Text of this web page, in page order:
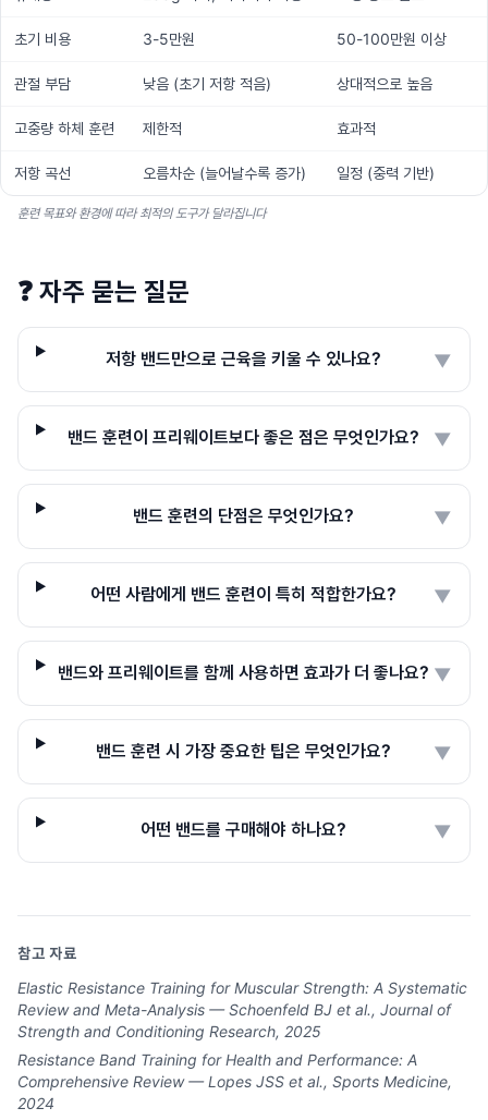
초기 비용 3-5만원 50-100만원 이상
관절 부담 낮음 (초기 저항 적음) 상대적으로 높음
고중량 하체 훈련 제한적 효과적
저항 곡선 오름차순 (늘어날수록 증가) 일정 (중력 기반)
훈련 목표와 환경에 따라 최적의 도구가 달라집니다
❓ 자주 묻는 질문
저항 밴드만으로 근육을 키울 수 있나요? ▼
밴드 훈련이 프리웨이트보다 좋은 점은 무엇인가요? ▼
밴드 훈련의 단점은 무엇인가요? ▼
어떤 사람에게 밴드 훈련이 특히 적합한가요? ▼
밴드와 프리웨이트를 함께 사용하면 효과가 더 좋나요? ▼
밴드 훈련 시 가장 중요한 팁은 무엇인가요? ▼
어떤 밴드를 구매해야 하나요? ▼
참고 자료
Elastic Resistance Training for Muscular Strength: A Systematic
Review and Meta-Analysis — Schoenfeld BJ et al., Journal of
Strength and Conditioning Research, 2025
Resistance Band Training for Health and Performance: A
Comprehensive Review — Lopes JSS et al., Sports Medicine,
2024